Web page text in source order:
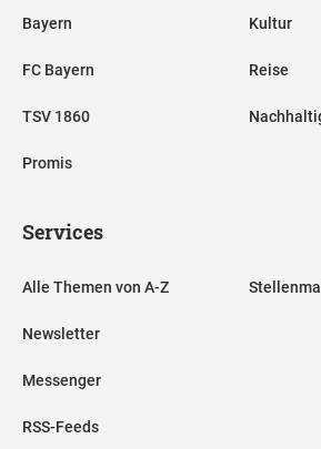
Bayern
FC Bayern
TSV 1860
Promis
Kultur
Reise
Services
Alle Themen von A-Z
Newsletter
Messenger
RSS-Feeds